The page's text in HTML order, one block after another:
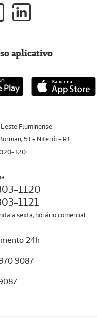
Fluminense
51 - Niterói - RJ
320
1120
1121
a sexta, horário comercial
24h
9087
aplicativo